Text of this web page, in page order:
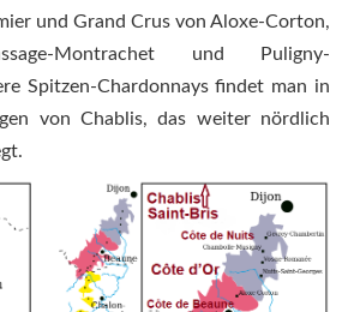
und Grand Crus von Aloxe-Corton,
Montrachet und Puligny-
Spitzen-Chardonnays findet man in
von Chablis, das weiter nördlich